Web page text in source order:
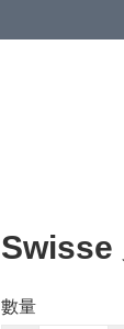
Swisse
數量